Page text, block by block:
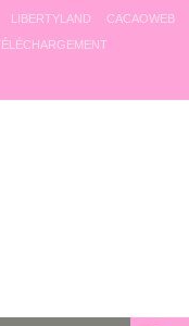
LIBERTYLAND
CACAOWEB